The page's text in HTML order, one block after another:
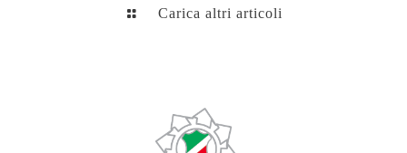
Carica altri articoli